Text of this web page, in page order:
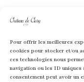
Pour offrir les meilleures
cookies pour stocker et/ou
ces technologies nous
navigation ou les ID
consentement peut avoir un